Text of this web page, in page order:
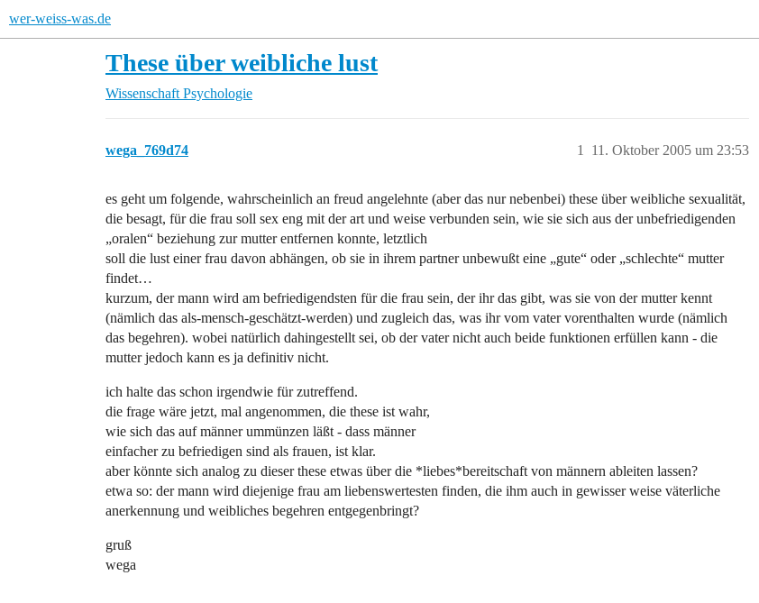
wer-weiss-was.de
These über weibliche lust
Wissenschaft Psychologie
wega_769d74 11. Oktober 2005 um 23:53
1
es geht um folgende, wahrscheinlich an freud angelehnte (aber das nur nebenbei) these über weibliche sexualität,
die besagt, für die frau soll sex eng mit der art und weise verbunden sein, wie sie sich aus der unbefriedigenden
„oralen“ beziehung zur mutter entfernen konnte, letztlich
soll die lust einer frau davon abhängen, ob sie in ihrem partner unbewußt eine „gute“ oder „schlechte“ mutter
findet…
kurzum, der mann wird am befriedigendsten für die frau sein, der ihr das gibt, was sie von der mutter kennt
(nämlich das als-mensch-geschätzt-werden) und zugleich das, was ihr vom vater vorenthalten wurde (nämlich
das begehren). wobei natürlich dahingestellt sei, ob der vater nicht auch beide funktionen erfüllen kann - die
mutter jedoch kann es ja definitiv nicht.
ich halte das schon irgendwie für zutreffend.
die frage wäre jetzt, mal angenommen, die these ist wahr,
wie sich das auf männer ummünzen läßt - dass männer
einfacher zu befriedigen sind als frauen, ist klar.
aber könnte sich analog zu dieser these etwas über die *liebes*bereitschaft von männern ableiten lassen?
etwa so: der mann wird diejenige frau am liebenswertesten finden, die ihm auch in gewisser weise väterliche
anerkennung und weibliches begehren entgegenbringt?
gruß
wega